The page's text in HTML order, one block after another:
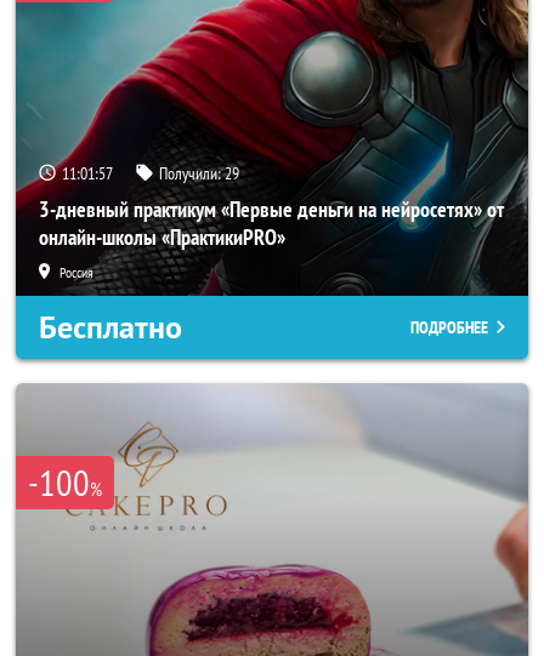
11:01:54 Получили:29
3-дневный практикум «Первые деньги на нейросетях» от
онлайн-школы «ПрактикиPRO»
Россия
Бесплатно ПОДРОБНЕЕ
-100%